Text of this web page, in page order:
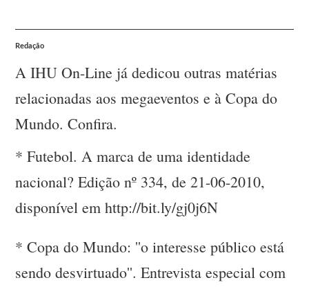
Redação
A IHU On-Line já dedicou outras matérias
relacionadas aos megaeventos e à Copa do
Mundo. Confira.
* Futebol. A marca de uma identidade
nacional? Edição nº 334, de 21-06-2010,
disponível em http://bit.ly/gj0j6N
* Copa do Mundo: ''o interesse público está
sendo desvirtuado''. Entrevista especial com